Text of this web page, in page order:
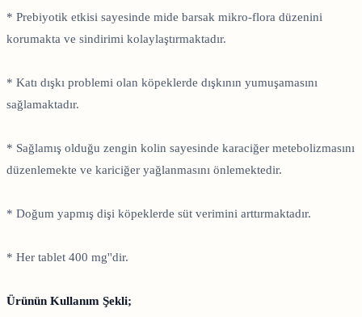
* Prebiyotik etkisi sayesinde mide barsak mikro-flora düzenini
korumakta ve sindirimi kolaylaştırmaktadır.
* Katı dışkı problemi olan köpeklerde dışkının yumuşamasını
sağlamaktadır.
* Sağlamış olduğu zengin kolin sayesinde karaciğer metebolizmasını
düzenlemekte ve kariciğer yağlanmasını önlemektedir.
* Doğum yapmış dişi köpeklerde süt verimini arttırmaktadır.
* Her tablet 400 mg''dir.
Ürünün Kullanım Şekli;